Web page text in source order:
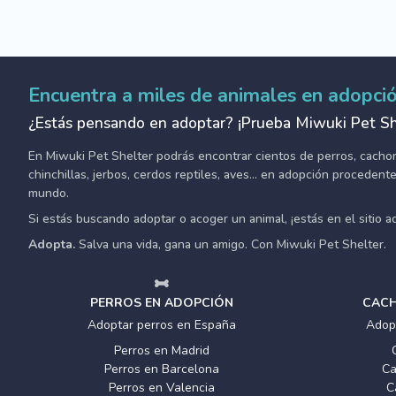
Encuentra a miles de animales en
¿Estás pensando en adoptar? ¡Prueba Miwuki Pet
En Miwuki Pet Shelter podrás encontrar cientos de perros,
chinchillas, jerbos, cerdos reptiles, aves... en adopción
mundo.
Si estás buscando adoptar o acoger un animal, ¡estás en el sitio
Adopta. Salva una vida, gana un amigo. Con Miwuki Pet Shelter.
PERROS EN ADOPCIÓN
Adoptar perros en España
Perros en Madrid
Perros en Barcelona
Perros en Valencia